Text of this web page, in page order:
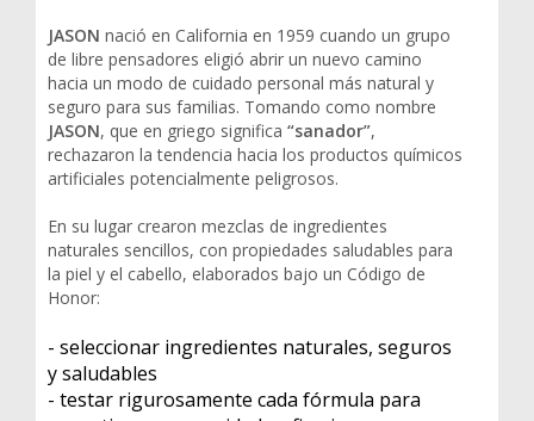
JASON nació en California en 1959 cuando un grupo
de libre pensadores eligió abrir un nuevo camino
hacia un modo de cuidado personal más natural y
seguro para sus familias. Tomando como nombre
JASON, que en griego significa “sanador”,
rechazaron la tendencia hacia los productos químicos
artificiales potencialmente peligrosos.
En su lugar crearon mezclas de ingredientes
naturales sencillos, con propiedades saludables para
la piel y el cabello, elaborados bajo un Código de
Honor:
- seleccionar ingredientes naturales, seguros
y saludables
- testar rigurosamente cada fórmula para